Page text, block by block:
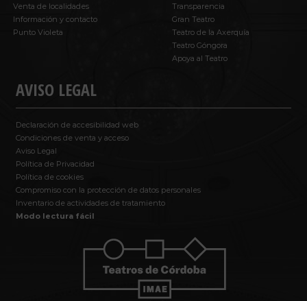
Venta de localidades
Información y contacto
Punto Violeta
AVISO LEGAL
Declaración de accesibilidad web
Condiciones de venta y acceso
Aviso Legal
Política de Privacidad
Política de cookies
Compromiso con la protección de datos personales
Inventario de actividades de tratamiento
Modo lectura fácil
Transparencia
Gran Teatro
Teatro de la Axerquía
Teatro Góngora
Apoya al Teatro